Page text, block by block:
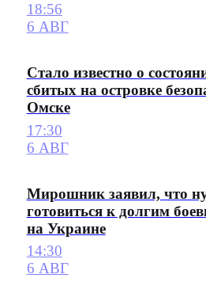
18:56
6 АВГ
Стало известно о
сбитых на островке
Омске
17:30
6 АВГ
Мирошник заявил, что
готовиться к долгим
на Украине
14:30
6 АВГ